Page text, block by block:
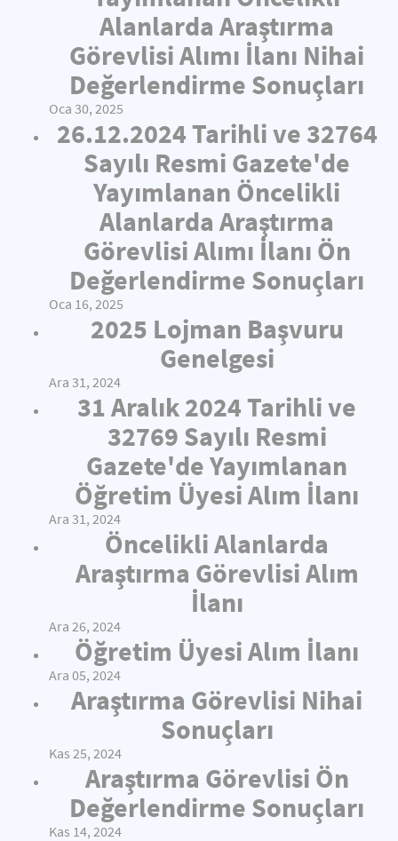
Alanlarda Araştırma
Görevlisi Alımı İlanı Nihai
Değerlendirme Sonuçları
Oca 30, 2025
26.12.2024 Tarihli ve 32764
Sayılı Resmi Gazete'de
Yayımlanan Öncelikli
Alanlarda Araştırma
Görevlisi Alımı İlanı Ön
Değerlendirme Sonuçları
Oca 16, 2025
2025 Lojman Başvuru
Genelgesi
Ara 31, 2024
31 Aralık 2024 Tarihli ve
32769 Sayılı Resmi
Gazete'de Yayımlanan
Öğretim Üyesi Alım İlanı
Ara 31, 2024
Öncelikli Alanlarda
Araştırma Görevlisi Alım
İlanı
Ara 26, 2024
Öğretim Üyesi Alım İlanı
Ara 05, 2024
Araştırma Görevlisi Nihai
Sonuçları
Kas 25, 2024
Araştırma Görevlisi Ön
Değerlendirme Sonuçları
Kas 14, 2024